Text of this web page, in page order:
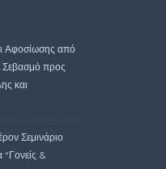
Αφοσίωσης από
Σεβασμό προς
και
Σεμινάριο
&